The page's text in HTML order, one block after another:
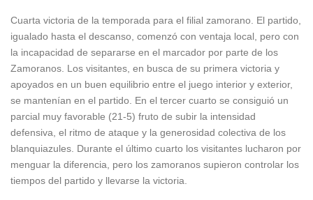
Cuarta victoria de la temporada para el filial zamorano. El partido,
igualado hasta el descanso, comenzó con ventaja local, pero con
la incapacidad de separarse en el marcador por parte de los
Zamoranos. Los visitantes, en busca de su primera victoria y
apoyados en un buen equilibrio entre el juego interior y exterior,
se mantenían en el partido. En el tercer cuarto se consiguió un
parcial muy favorable (21-5) fruto de subir la intensidad
defensiva, el ritmo de ataque y la generosidad colectiva de los
blanquiazules. Durante el último cuarto los visitantes lucharon por
menguar la diferencia, pero los zamoranos supieron controlar los
tiempos del partido y llevarse la victoria.